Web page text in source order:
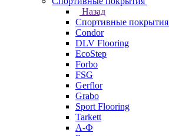
Назад
Спортивные покрытия
Condor
DLV Flooring
EcoStep
Forbo
FSG
Gerflor
Grabo
Sport Flooring
Tarkett
А-Ф